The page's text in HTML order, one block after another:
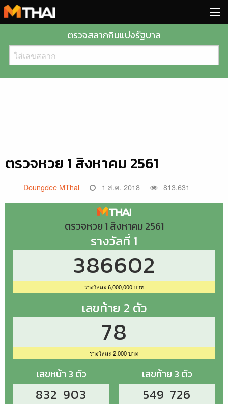
Skip
to
ตรวจสลากกินแบ่งรัฐบาล
ตรวจหวย 1 สิงหาคม 2561
Doungdee MThai 1 ส.ค. 2018 813,631
ตรวจหวย 1 สิงหาคม 2561
รางวัลที่ 1
386602
รางวัลละ 6,000,000 บาท
เลขท้าย 2 ตัว
78
รางวัลละ 2,000 บาท
เลขหน้า 3 ตัว
832 903
เลขท้าย 3 ตัว
549 726